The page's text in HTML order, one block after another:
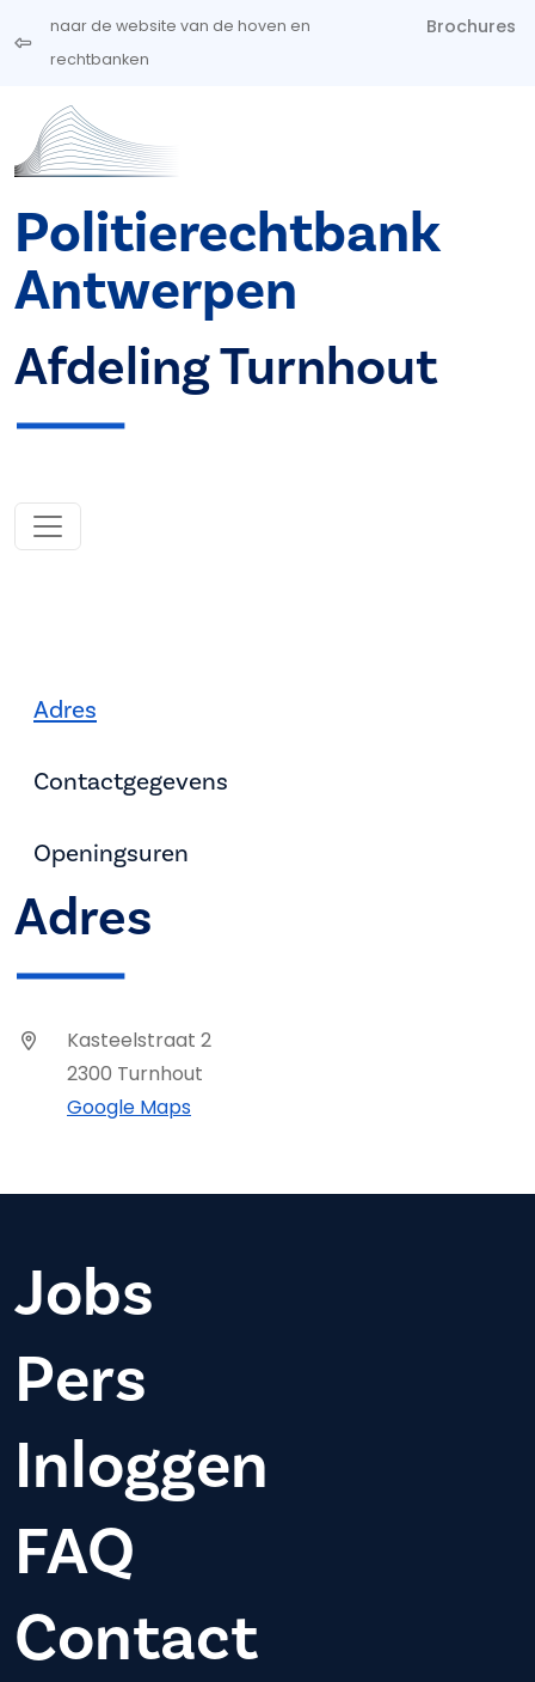
Overslaan en naar de inhoud gaan
naar de website van de hoven en
rechtbanken
Brochures
Politierechtbank
Antwerpen
Afdeling Turnhout
Adres
Contactgegevens
Openingsuren
Adres
Kasteelstraat 2
2300 Turnhout
Google Maps
Jobs
Pers
Inloggen
FAQ
Contact